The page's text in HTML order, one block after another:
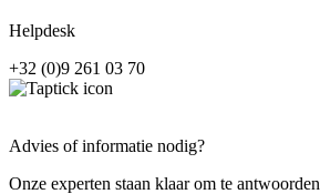
Helpdesk
+32 (0)9 261 03 70
Advies of informatie nodig?
Onze experten staan klaar om te antwoorden